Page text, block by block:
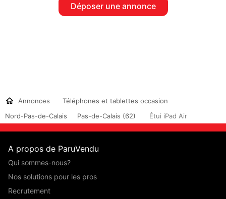
Déposer une annonce
Annonces
Téléphones et tablettes occasion
Nord-Pas-de-Calais
Pas-de-Calais (62) Étui iPad Air
A propos de ParuVendu
Qui sommes-nous?
Nos solutions pour les pros
Recrutement